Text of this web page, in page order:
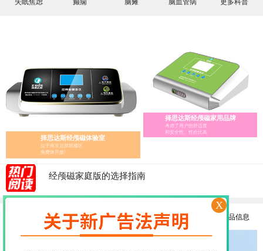
失眠焦虑 癫痫 脑瘫 脑血管病 更多科普
择思达斯经颅磁体验室
位于南京总部鼓楼区
免费体开放!
择思达斯经颅磁家用品牌
考虑了用户的舒适度
和安全性、性价比高
经颅磁家庭版的选择指南
经颅磁刺激治疗仪怎么辨别真假?
医用经颅磁和家用经颅磁刺激仪的区别
择思达斯经颅磁刺激仪常见问答
南京择思达斯经颅磁市场价格多少
更多产品信息
X